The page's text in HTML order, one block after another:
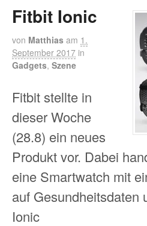
Fitbit Ionic
von Matthias am 1.
September 2017 in
Gadgets, Szene
Fitbit stellte in
dieser Woche
(28.8) ein neues
Produkt vor. Dabei
eine Smartwatch mit
auf Gesundheitsdaten
Ionic